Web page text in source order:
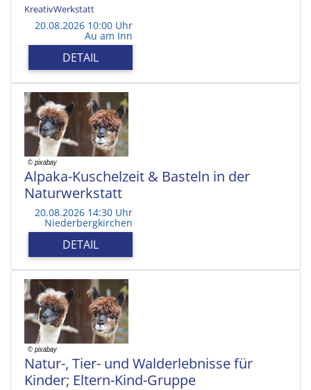
KreativWerkstatt
20.08.2026 10:00 Uhr
Au am Inn
DETAIL
Alpaka-Kuschelzeit & Basteln in der
Naturwerkstatt
20.08.2026 14:30 Uhr
Niederbergkirchen
DETAIL
Natur-, Tier- und Walderlebnisse für
Kinder; Eltern-Kind-Gruppe